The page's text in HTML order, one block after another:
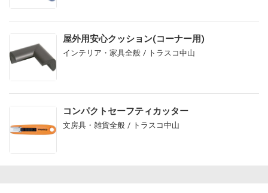
屋外用安心クッション(コーナー用)
インテリア・家具全般 / トラスコ中山
コンパクトセーフティカッター
文房具・雑貨全般 / トラスコ中山